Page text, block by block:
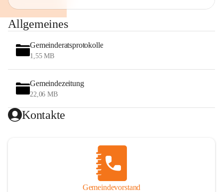
Allgemeines
Gemeinderatsprotokolle
1,55 MB
Gemeindezeitung
22,06 MB
Kontakte
Gemeindevorstand